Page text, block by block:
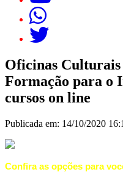
Oficinas
Formação para o
cursos on line
Publicada em: 14/10/2020
Confira as opções para